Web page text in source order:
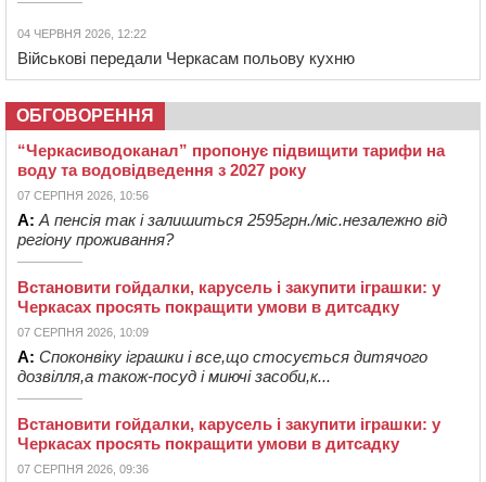
04 ЧЕРВНЯ 2026, 12:22
Військові передали Черкасам польову кухню
ОБГОВОРЕННЯ
“Черкасиводоканал” пропонує підвищити тарифи на
воду та водовідведення з 2027 року
07 СЕРПНЯ 2026, 10:56
А: А пенсія так і залишиться 2595грн./міс.незалежно від
регіону проживання?
Встановити гойдалки, карусель і закупити іграшки: у
Черкасах просять покращити умови в дитсадку
07 СЕРПНЯ 2026, 10:09
А: Споконвіку іграшки і все,що стосується дитячого
дозвілля,а також-посуд і миючі засоби,к...
Встановити гойдалки, карусель і закупити іграшки: у
Черкасах просять покращити умови в дитсадку
07 СЕРПНЯ 2026, 09:36